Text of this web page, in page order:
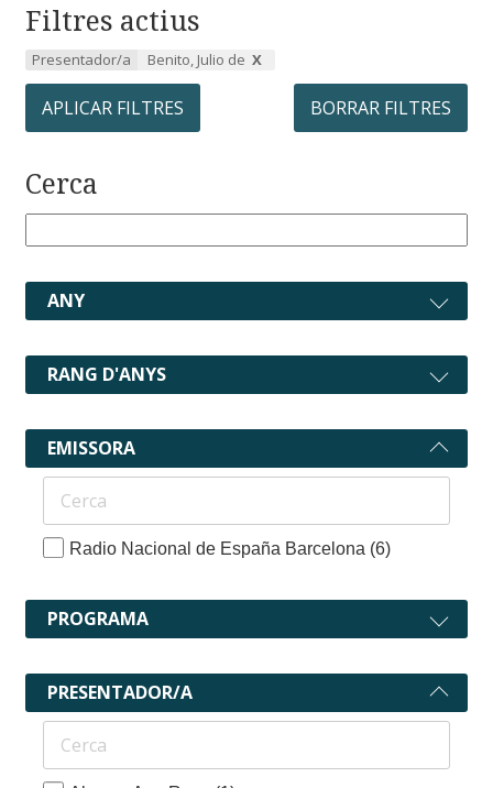
Filtres actius
Presentador/a Benito, Julio de
APLICAR FILTRES BORRAR FILTRES
Cerca
ANY
RANG D'ANYS
EMISSORA
Radio Nacional de España Barcelona (6)
PROGRAMA
PRESENTADOR/A